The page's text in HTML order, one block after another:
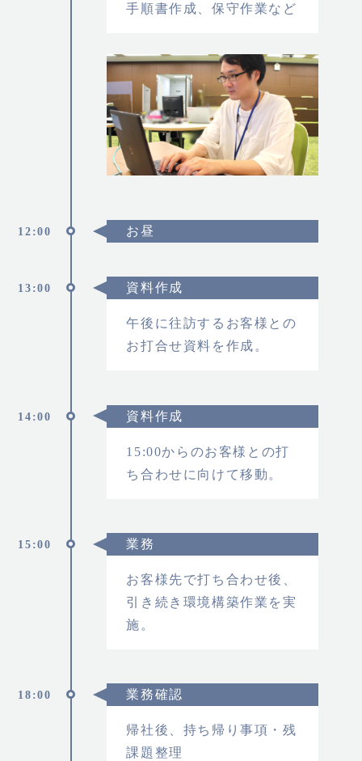
手順書作成、保守作業など
12:00 お昼
13:00 資料作成
午後に往訪するお客様との
お打合せ資料を作成。
14:00 資料作成
15:00からのお客様との打
ち合わせに向けて移動。
15:00 業務
お客様先で打ち合わせ後、
引き続き環境構築作業を実
施。
18:00 業務確認
帰社後、持ち帰り事項・残
課題整理